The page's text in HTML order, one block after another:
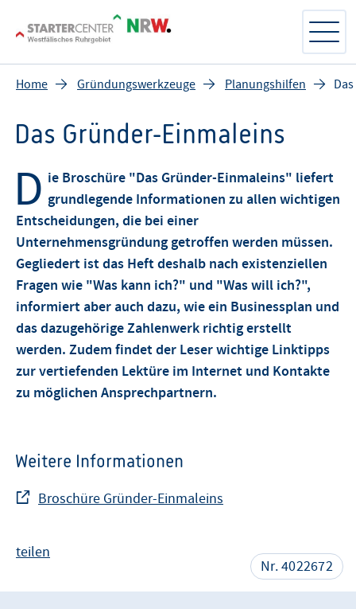
Home Gründungswerkzeuge Planungshilfen
Das Gründer-Einmaleins
D ie Broschüre "Das Gründer-Einmaleins" liefert
grundlegende Informationen zu allen wichtigen
Entscheidungen, die bei einer
Unternehmensgründung getroffen werden müssen.
Gegliedert ist das Heft deshalb nach existenziellen
Fragen wie "Was kann ich?" und "Was will ich?",
informiert aber auch dazu, wie ein Businessplan und
das dazugehörige Zahlenwerk richtig erstellt
werden. Zudem findet der Leser wichtige Linktipps
zur vertiefenden Lektüre im Internet und Kontakte
zu möglichen Ansprechpartnern.
Weitere Informationen
Broschüre Gründer-Einmaleins
Nr. 4022672
teilen